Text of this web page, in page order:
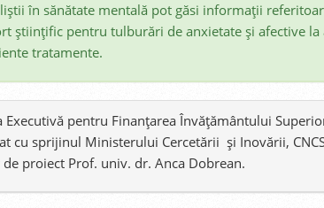
în sănătate mentală pot găsi informaţii
ştiinţific pentru tulburări de anxietate şi afective la
tratamente.
pentru Finanţarea Învăţământului
cu sprijinul Ministerului Cercetării şi Inovării,
proiect Prof. univ. dr. Anca Dobrean.